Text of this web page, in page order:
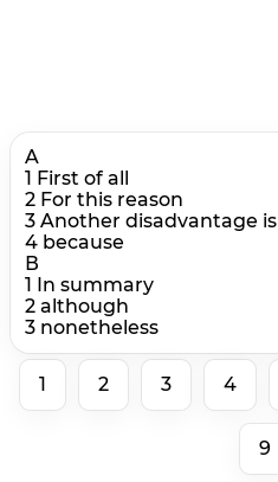
A
1 First of all
2 For this reason
3 Another disadvantage is
4 because
В
1 In summary
2 although
3 nonetheless
1 2 3 4
9